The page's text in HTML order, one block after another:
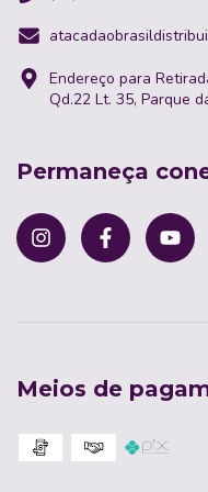
Endereço para
Qd.22 Lt. 35, Parque
Permaneça
Meios de